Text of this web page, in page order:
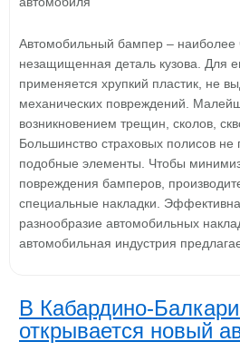
Автомобильный бампер – наиболее
незащищенная деталь кузова. Для
применяется хрупкий пластик, не
механических повреждений.
возникновением трещин, сколов,
Большинство страховых полисов
подобные элементы. Чтобы
повреждения бамперов,
специальные накладки.
разнообразие автомобильных
автомобильная индустрия
В Кабардино-
открывается новый